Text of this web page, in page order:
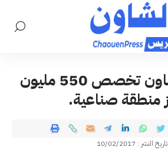
جماعة شفشاون تخصص 550 مليون
منطقة صناعية.
تاريخ النشر : 10/02/2017